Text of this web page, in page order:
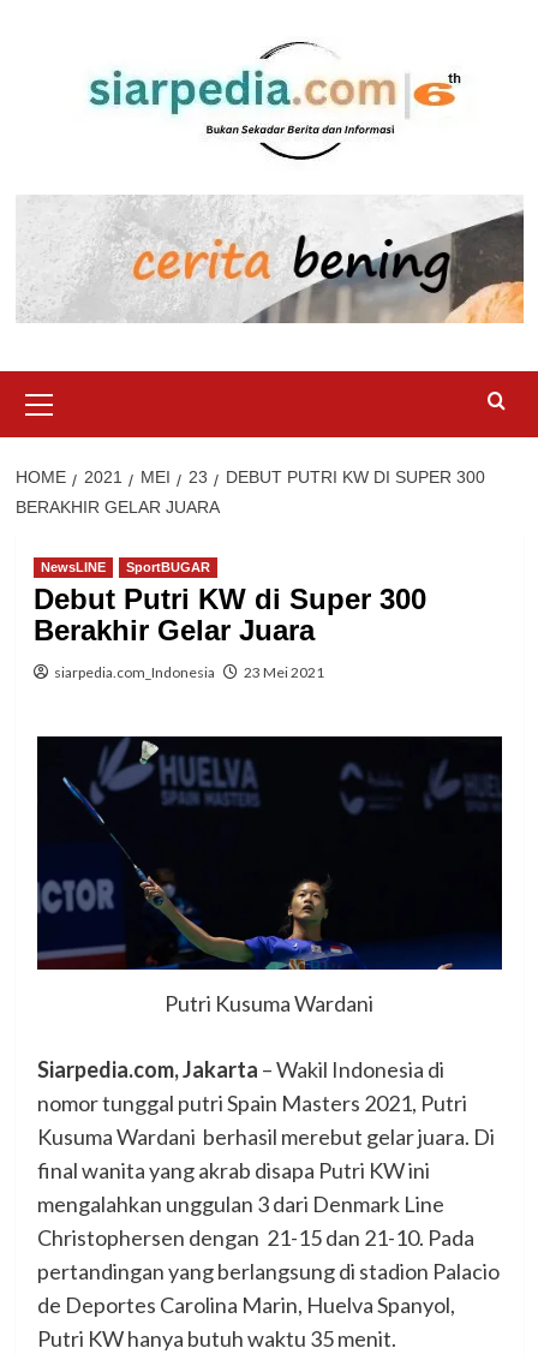
Menu
HOME 2021 MEI 23
DEBUT PUTRI KW DI SUPER 300
BERAKHIR GELAR JUARA
NewsLINE SportBUGAR
Debut Putri KW di Super 300
Berakhir Gelar Juara
siarpedia.com_Indonesia 23 Mei 2021
Putri Kusuma Wardani
Siarpedia.com, Jakarta – Wakil Indonesia di
nomor tunggal putri Spain Masters 2021, Putri
Kusuma Wardani berhasil merebut gelar juara. Di
final wanita yang akrab disapa Putri KW ini
mengalahkan unggulan 3 dari Denmark Line
Christophersen dengan 21-15 dan 21-10. Pada
pertandingan yang berlangsung di stadion Palacio
de Deportes Carolina Marin, Huelva Spanyol,
Putri KW hanya butuh waktu 35 menit.